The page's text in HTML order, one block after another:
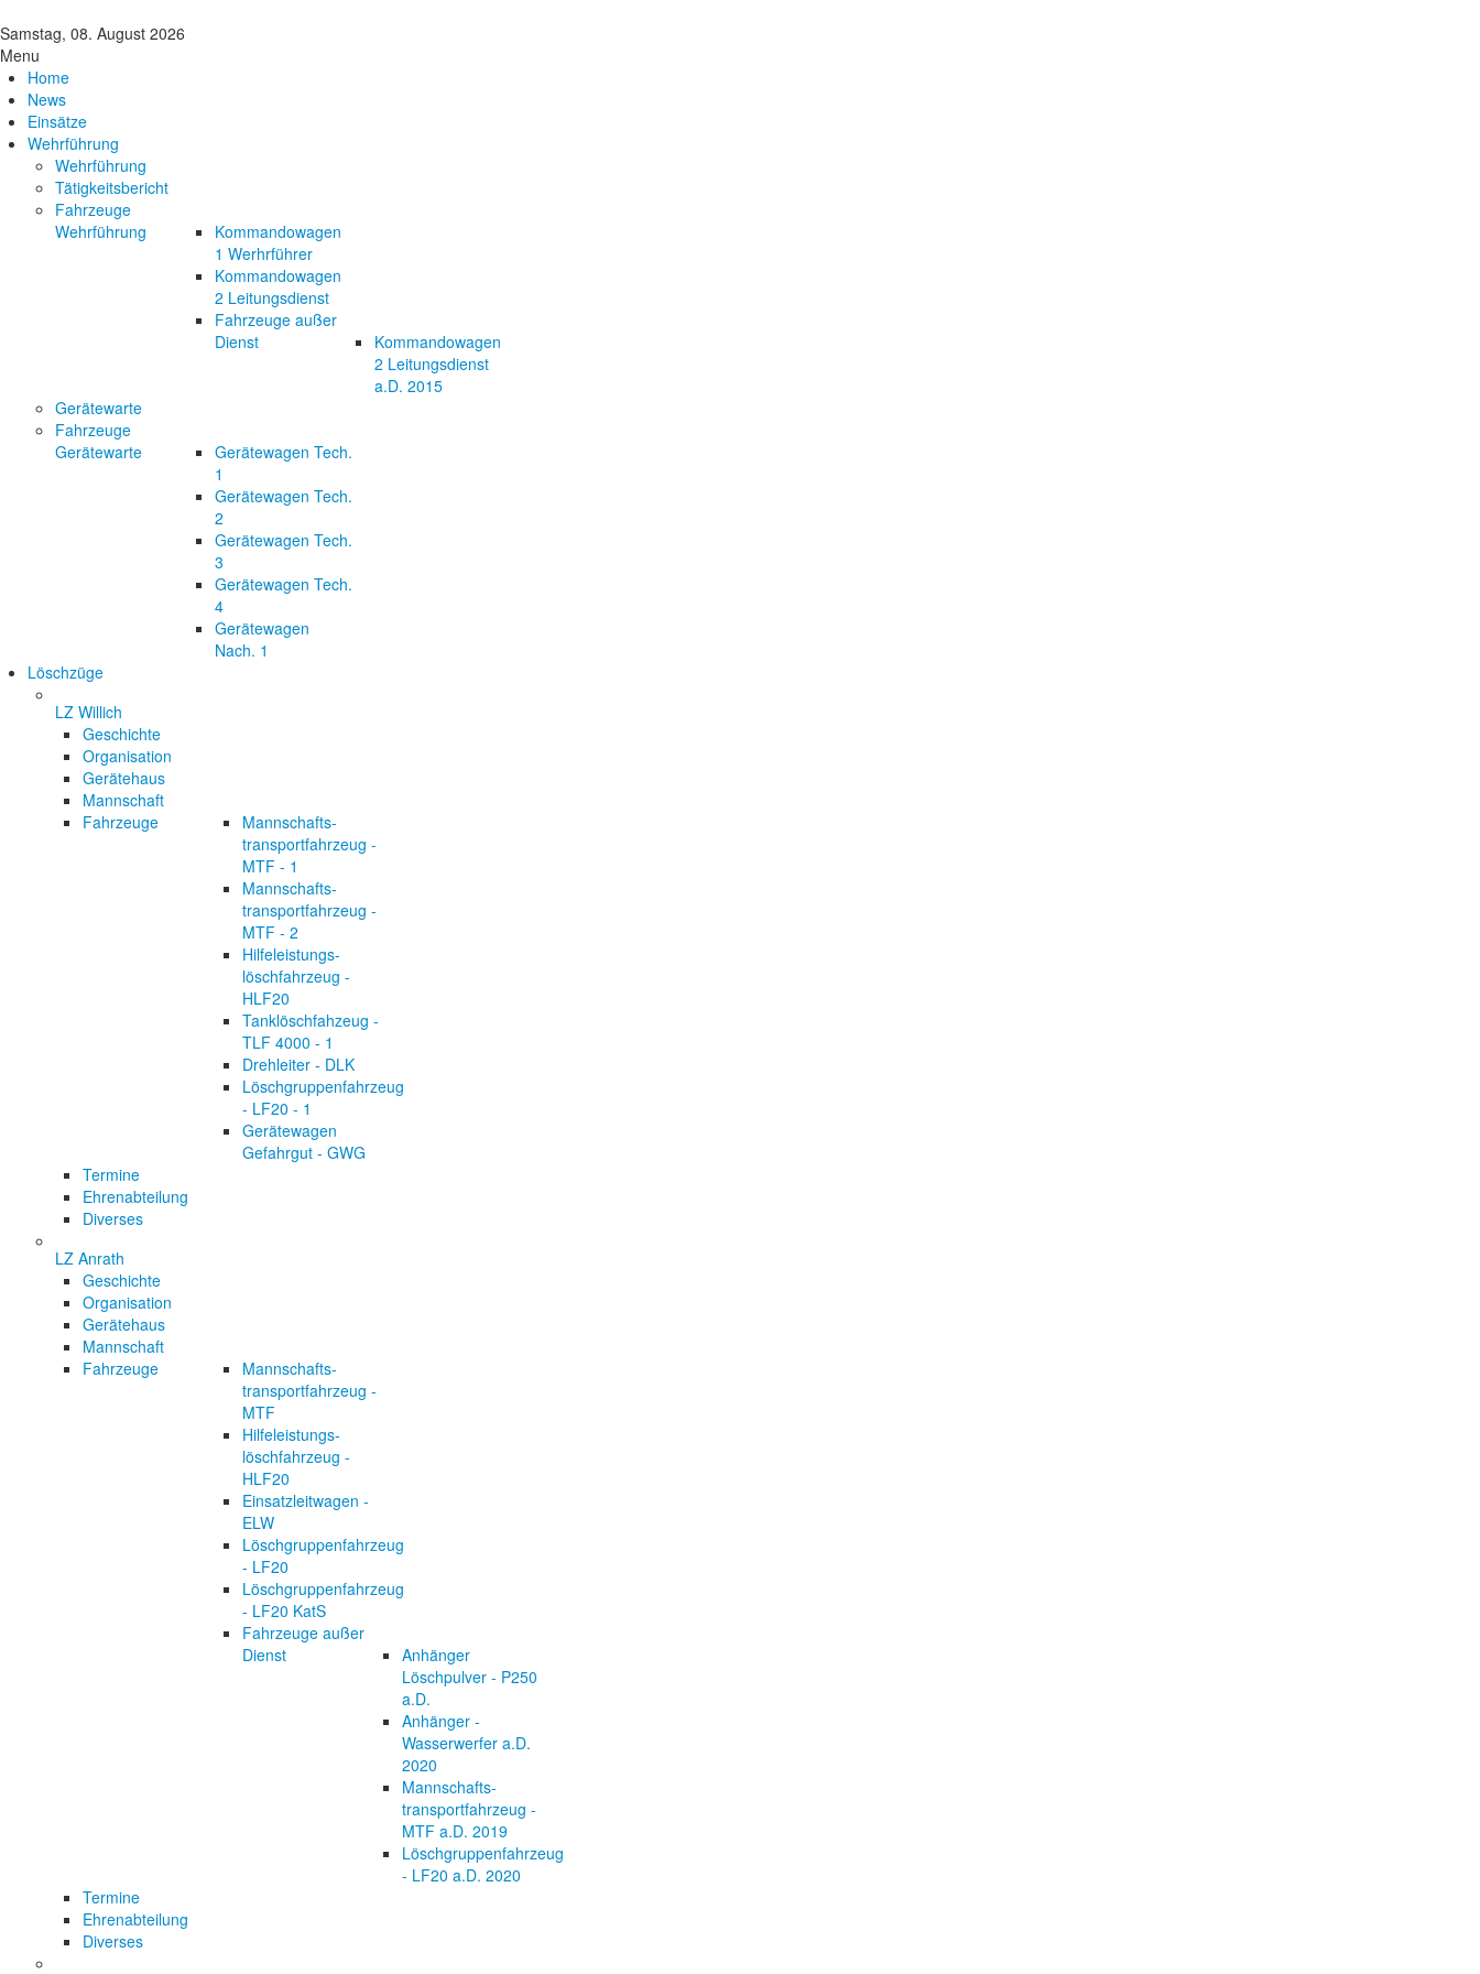
Samstag, 08. August 2026
Menu
Home
News
Einsätze
Wehrführung
Wehrführung
Tätigkeitsbericht
Fahrzeuge
Wehrführung
Kommandowagen
1 Werhrführer
Kommandowagen
2 Leitungsdienst
Fahrzeuge außer
Dienst
Kommandowagen
2 Leitungsdienst
a.D. 2015
Gerätewarte
Fahrzeuge
Gerätewarte
Gerätewagen Tech.
1
Gerätewagen Tech.
2
Gerätewagen Tech.
3
Gerätewagen Tech.
4
Gerätewagen
Nach. 1
Löschzüge
LZ Willich
Geschichte
Organisation
Gerätehaus
Mannschaft
Fahrzeuge
Mannschafts-
transportfahrzeug -
MTF - 1
Mannschafts-
transportfahrzeug -
MTF - 2
Hilfeleistungs-
löschfahrzeug -
HLF20
Tanklöschfahzeug -
TLF 4000 - 1
Drehleiter - DLK
Löschgruppenfahrzeug
- LF20 - 1
Gerätewagen
Gefahrgut - GWG
Termine
Ehrenabteilung
Diverses
LZ Anrath
Geschichte
Organisation
Gerätehaus
Mannschaft
Fahrzeuge
Mannschafts-
transportfahrzeug -
MTF
Hilfeleistungs-
löschfahrzeug -
HLF20
Einsatzleitwagen -
ELW
Löschgruppenfahrzeug
- LF20
Löschgruppenfahrzeug
- LF20 KatS
Fahrzeuge außer
Dienst
Anhänger
Löschpulver - P250
a.D.
Anhänger -
Wasserwerfer a.D.
2020
Mannschafts-
transportfahrzeug -
MTF a.D. 2019
Löschgruppenfahrzeug
- LF20 a.D. 2020
Termine
Ehrenabteilung
Diverses